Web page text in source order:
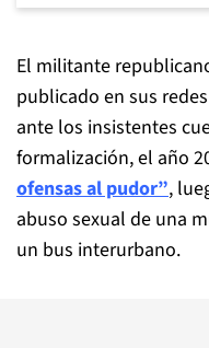
El militante
publicado en sus
ante los insistentes
formalización, el año
ofensas al pudor”,
abuso sexual de una
un bus interurbano.